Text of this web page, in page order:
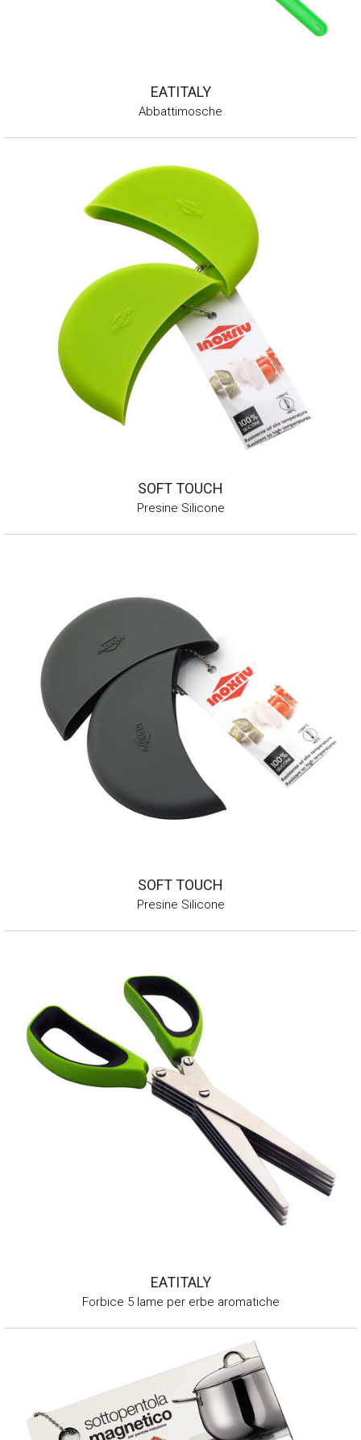
EATITALY
Abbattimosche
SOFT TOUCH
Presine Silicone
SOFT TOUCH
Presine Silicone
EATITALY
Forbice 5 lame per erbe aromatiche